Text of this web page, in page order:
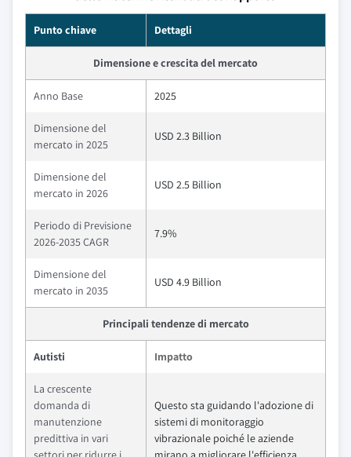
Punto chiave Dettagli
Dimensione e crescita del mercato
Anno Base 2025
Dimensione del
mercato in 2025
USD 2.3 Billion
Dimensione del
mercato in 2026
USD 2.5 Billion
Periodo di Previsione
2026-2035 CAGR
7.9%
Dimensione del
mercato in 2035
USD 4.9 Billion
Principali tendenze di mercato
Autisti Impatto
La crescente
domanda di
manutenzione
predittiva in vari
Questo sta guidando l'adozione di
sistemi di monitoraggio
vibrazionale poiché le aziende